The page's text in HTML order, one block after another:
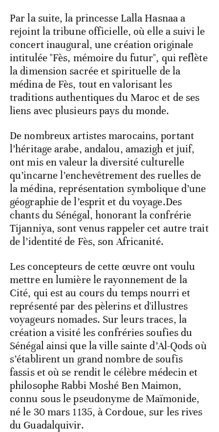
Par la suite, la princesse Lalla Hasnaa a
rejoint la tribune officielle, où elle a suivi le
concert inaugural, une création originale
intitulée "Fès, mémoire du futur", qui reflète
la dimension sacrée et spirituelle de la
médina de Fès, tout en valorisant les
traditions authentiques du Maroc et de ses
liens avec plusieurs pays du monde.
De nombreux artistes marocains, portant
l’héritage arabe, andalou, amazigh et juif,
ont mis en valeur la diversité culturelle
qu’incarne l’enchevêtrement des ruelles de
la médina, représentation symbolique d’une
géographie de l’esprit et du voyage.Des
chants du Sénégal, honorant la confrérie
Tijanniya, sont venus rappeler cet autre trait
de l’identité de Fès, son Africanité.
Les concepteurs de cette œuvre ont voulu
mettre en lumière le rayonnement de la
Cité, qui est au cours du temps nourri et
représenté par des pèlerins et d'illustres
voyageurs nomades. Sur leurs traces, la
création a visité les confréries soufies du
Sénégal ainsi que la ville sainte d’Al-Qods où
s’établirent un grand nombre de soufis
fassis et où se rendit le célèbre médecin et
philosophe Rabbi Moshé Ben Maimon,
connu sous le pseudonyme de Maïmonide,
né le 30 mars 1135, à Cordoue, sur les rives
du Guadalquivir.